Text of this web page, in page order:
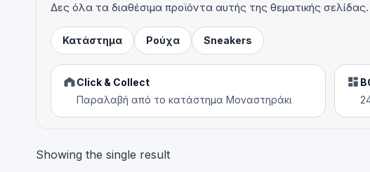
Δες όλα τα διαθέσιμα προϊόντα αυτής της θεματικής
Κατάστημα Ρούχα Sneakers
Click & Collect
Παραλαβή από το κατάστημα Μοναστηράκι
Showing the single result